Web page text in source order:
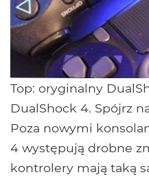
Top: oryginalny
DualShock 4. Spójrz
Poza nowymi
4 występują drobne
kontrolery mają taką